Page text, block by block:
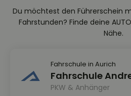
Du möchtest den Führerschein
Fahrstunden? Finde deine
Nähe.
Fahrschule in Aurich
Fahrschule
PKW & Anhänger